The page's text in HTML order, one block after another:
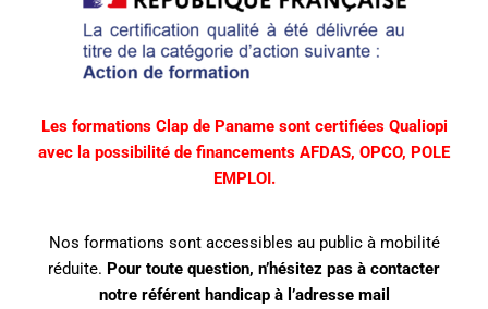
Les formations Clap de Paname sont certifiées Qualiopi
avec la possibilité de financements AFDAS, OPCO, POLE
EMPLOI.
Nos formations sont accessibles au public à mobilité
réduite. Pour toute question, n’hésitez pas à contacter
notre référent handicap à l’adresse mail